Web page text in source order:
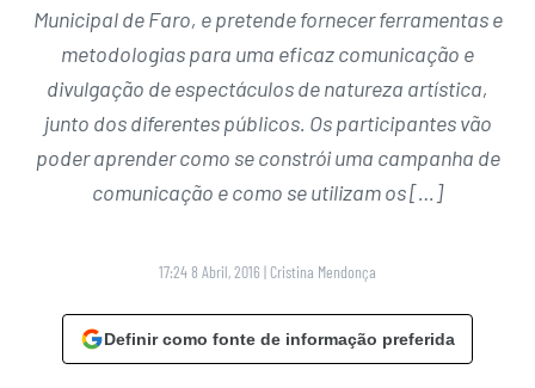
Municipal de Faro, e pretende fornecer ferramentas e
metodologias para uma eficaz comunicação e
divulgação de espectáculos de natureza artística,
junto dos diferentes públicos. Os participantes vão
poder aprender como se constrói uma campanha de
comunicação e como se utilizam os […]
17:24 8 Abril, 2016 | Cristina Mendonça
Definir como fonte de informação preferida